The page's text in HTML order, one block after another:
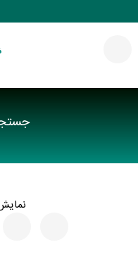
نمایش 1-4 از 4